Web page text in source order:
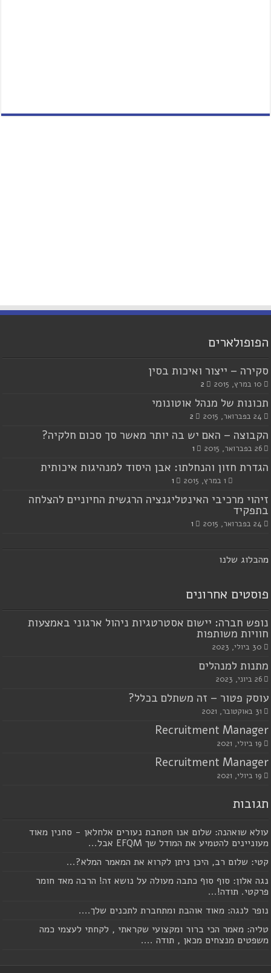
הפופולארים
סקירה – ייצור ואיכות בסין
10 במרץ, 2015 2
תכונות של מנהל אוטונומי
24 בפברואר, 2015 2
הקבוצה – האם יש בה יותר מאשר סך סכום חלקיה?
26 בפברואר, 2015 1
הגדרת חזון והנחלתו: אבן היסוד למנהיגות איכותית
1 במרץ, 2015 1
זיהוי מרכיבי האינטליגנציה הרגשית החיוניים להצלחה
בתפקיד
24 בפברואר, 2015 1
מהבלוג שלנו
פוסטים אחרונים
נופש חברה: יישום אסטרטגיות ניהול ארגוני באמצעות
חוויות משותפות
30 ביולי, 2023
מתנות למנהלים
26 ביוני, 2023
עוסק פטור – זה משתלם בכלל?
31 באוקטובר, 2021
Recruitment Manager
19 ביולי, 2021
Recruitment Manager
19 ביולי, 2021
תגובות
עולא שואהנה: שלום אנו חטחבת נעורים אלחלאן - סחנין מאוד
מעוניינים להטמיע את המודל שך EFQM אבל...
קטי: שלום רב, היכן ניתן לקרוא את המאמר המלא?...
נגה אלון: סוף סוף כתבה מעולה על נושא זה! הרבה מאד חומר
פרקטי. תודה!...
נופר לנגה: מאוד אוהבת ומתחברת לתכנים שלך....
טליה: מאמר הכי ברור ומקצועי שקראתי , לקחתי לעצמי כמה
משפטים מנצחים מכאן , תודה ....